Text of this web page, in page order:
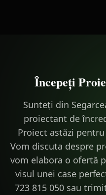
Începeți
Sunteți din
proiectant de
Proiect astăzi
Vom discuta despre
vom elabora o ofertă
visul unei case
723 815 050 sau